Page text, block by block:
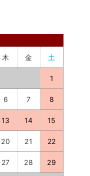
木 金 土
1
6 7 8
13 14 15
20 21 22
27 28 29